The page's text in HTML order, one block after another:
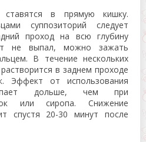
в прямую кишку.
суппозиторий следует
проход на всю глубину
не выпал, можно зажать
В течение нескольких
в заднем проходе
Эффект от использования
дольше, чем при
или сиропа. Снижение
спустя 20-30 минут после